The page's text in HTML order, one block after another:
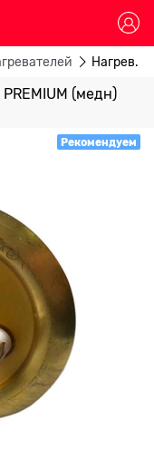
Нагрев.
(медн)
Рекомендуем